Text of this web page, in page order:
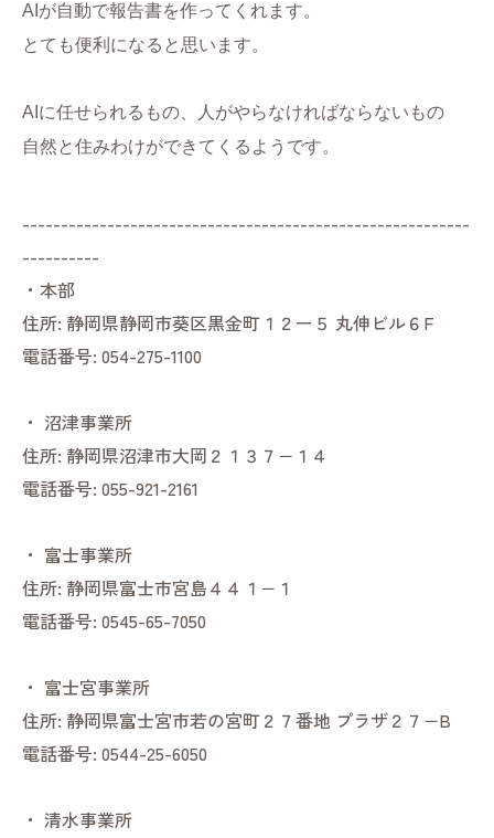
AIが自動で報告書を作ってくれます。
とても便利になると思います。
AIに任せられるもの、人がやらなければならないもの
自然と住みわけができてくるようです。
----------------------------------------------------------
----------
・本部
住所: 静岡県静岡市葵区黒金町１２ー５ 丸伸ビル６F
電話番号: 054-275-1100
・ 沼津事業所
住所: 静岡県沼津市大岡２１３７−１４
電話番号: 055-921-2161
・ 富士事業所
住所: 静岡県富士市宮島４４１−１
電話番号: 0545-65-7050
・ 富士宮事業所
住所: 静岡県富士宮市若の宮町２７番地 プラザ２７−B
電話番号: 0544-25-6050
・ 清水事業所